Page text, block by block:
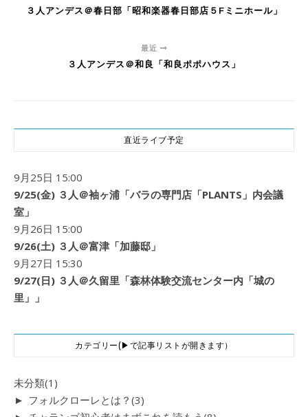
３人アンデス＠春日部「昭和楽器春日部店５Fミニホール」
最近
３人アンデス＠和良「和良ポポハウス」
直近ライブ予定
9月25日 15:00
9/25(金) ３人＠袖ヶ浦「バラの専門店「PLANTS」内会議
室」
9月26日 15:00
9/26(土) ３人＠富津「加藤邸」
9月27日 15:30
9/27(日) ３人＠久留里「森林体験交流センター内「城の
里」」
カテゴリー(▶で記事リストが開きます）
未分類(1)
► フォルクローレとは？ (3)